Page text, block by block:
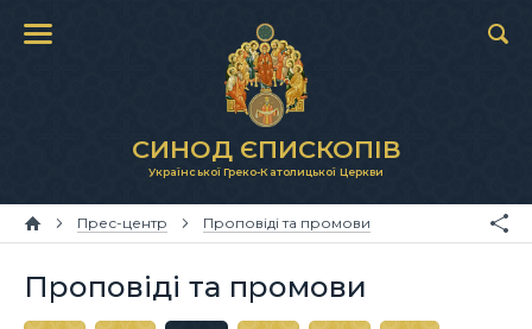
СИНОД ЄПИСКОПІВ
Української Греко-Католицької Церкви
Прес-центр Проповіді та промови
Проповіді та промови